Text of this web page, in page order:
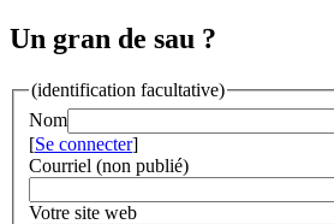
Un gran de sau ?
(identification facultative)
Nom
[Se connecter]
Courriel (non publié)
Votre site web